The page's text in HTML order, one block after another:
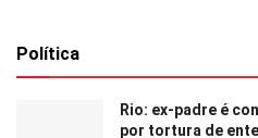
Política
Rio: ex-padre é
por tortura de